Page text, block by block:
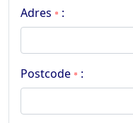
Adres * :
Postcode * :